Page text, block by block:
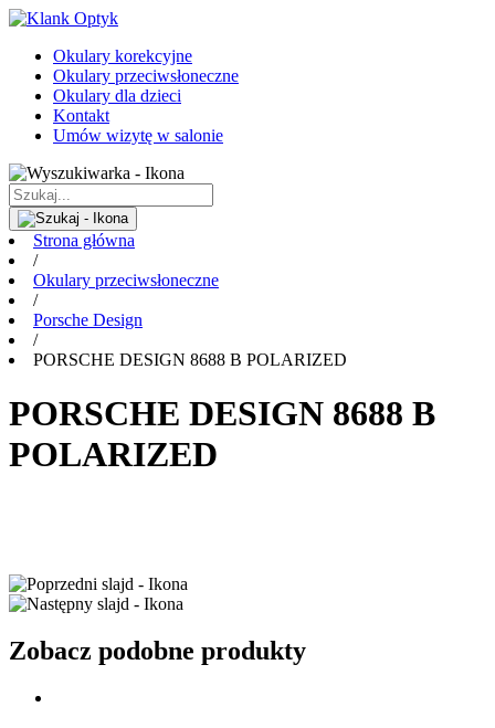
Okulary korekcyjne
Okulary przeciwsłoneczne
Okulary dla dzieci
Kontakt
Umów wizytę w salonie
Strona główna
/
Okulary przeciwsłoneczne
/
Porsche Design
/
PORSCHE DESIGN 8688 B POLARIZED
PORSCHE DESIGN 8688 B
POLARIZED
Zobacz podobne produkty